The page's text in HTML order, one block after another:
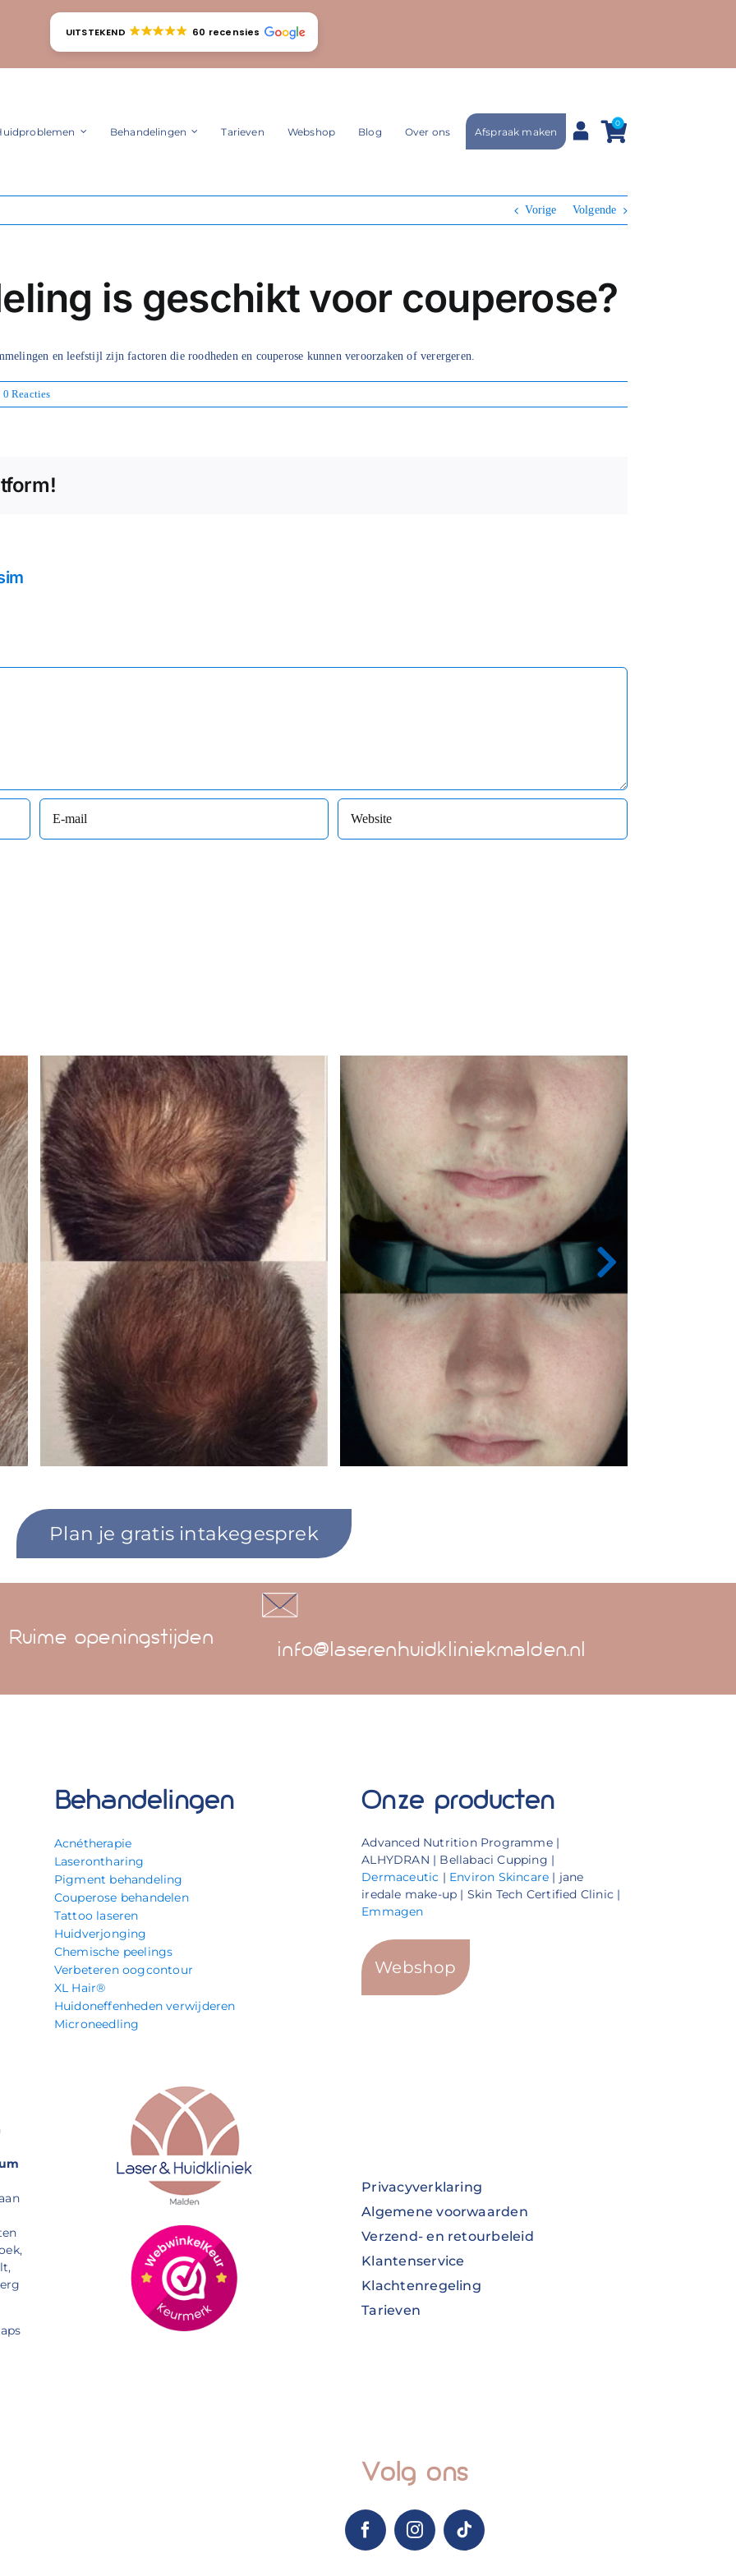
UITSTEKEND 60 recensies
Behandelingen Tarieven Webshop Blog Over ons Afspraak maken
0
Vorige Volgende
is geschikt voor couperose?
en leefstijl zijn factoren die roodheden en couperose kunnen veroorzaken of verergeren.
0 Reacties
Plan je gratis intakegesprek
Ruime openingstijden info@laserenhuidkliniekmalden.nl
Behandelingen
Acnétherapie
Laserontharing
Pigment behandeling
Couperose behandelen
Tattoo laseren
Huidverjonging
Chemische peelings
Verbeteren oogcontour
XL Hair®
Huidoneffenheden verwijderen
Microneedling
Onze producten
Advanced Nutrition Programme |
ALHYDRAN | Bellabaci Cupping |
Dermaceutic | Environ Skincare | jane
iredale make-up | Skin Tech Certified Clinic |
Emmagen
Webshop
Privacyverklaring
Algemene voorwaarden
Verzend- en retourbeleid
Klantenservice
Klachtenregeling
Tarieven
Volg ons